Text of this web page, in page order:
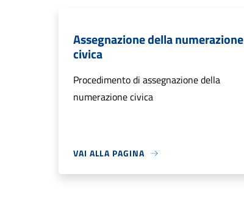
Assegnazione della numerazione
civica
Procedimento di assegnazione della
numerazione civica
VAI ALLA PAGINA